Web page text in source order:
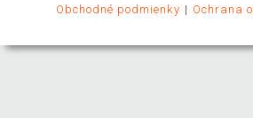
Obchodné podmienky
Ochrana